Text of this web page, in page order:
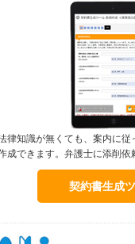
律知識が無くても、案内に
成できます。弁護士に添削依
契約書生成